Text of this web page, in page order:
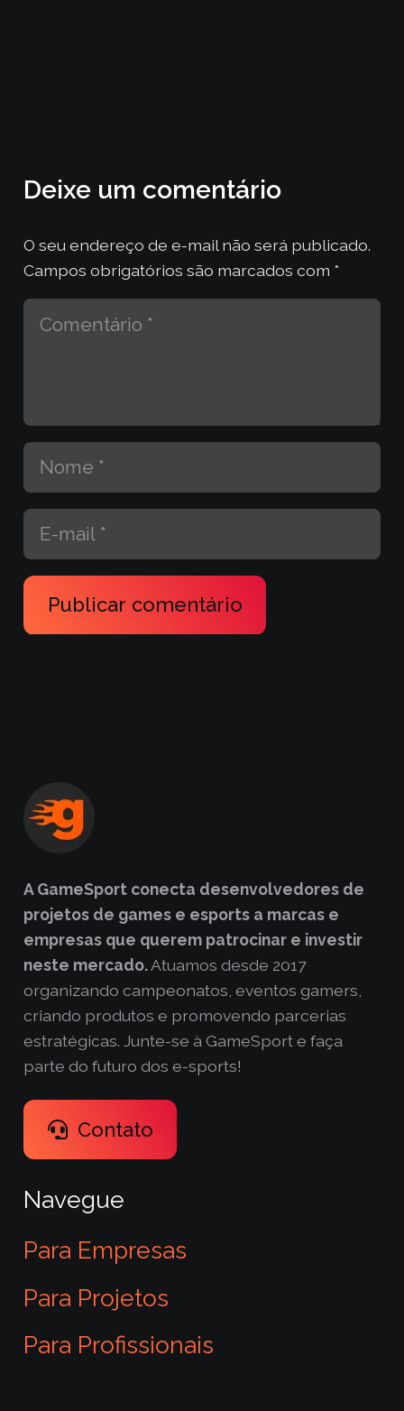
Deixe um comentário
O seu endereço de e-mail não será publicado.
Campos obrigatórios são marcados com *
Publicar comentário
A GameSport conecta desenvolvedores de
projetos de games e esports a marcas e
empresas que querem patrocinar e investir
neste mercado.Atuamos desde 2017
organizando campeonatos, eventos gamers,
criando produtos e promovendo parcerias
estratégicas. Junte-se à GameSport e faça
parte do futuro dos e-sports!
Contato
Navegue
Para Empresas
Para Projetos
Para Profissionais